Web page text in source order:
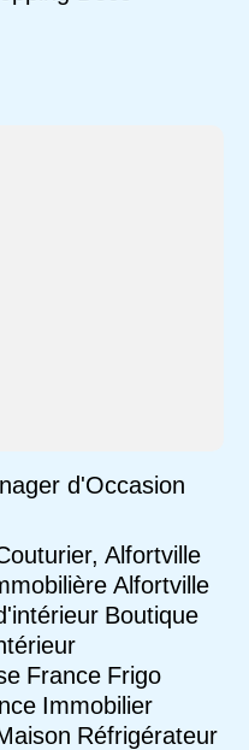
d'Occasion
Alfortville
Alfortville
Boutique
France Frigo
Immobilier
Réfrigérateur